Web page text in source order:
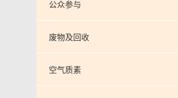
公众参与
废物及回收
空气质素